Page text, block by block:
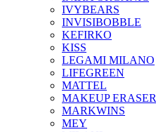
IVYBEARS
INVISIBOBBLE
KEFIRKO
KISS
LEGAMI MILANO
LIFEGREEN
MATTEL
MAKEUP ERASER
MARKWINS
MEY